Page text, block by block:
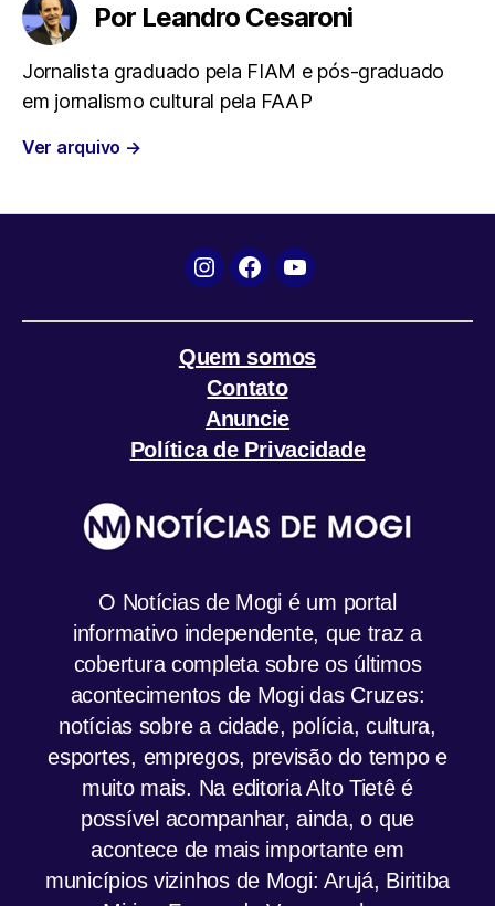
o
o
k
e A
p
r
m
Por Leandro Cesaroni
Jornalista graduado pela FIAM e pós-graduado
em jornalismo cultural pela FAAP
Ver arquivo →
Instagram
FacebookYouTube
Quem somos
Contato
Anuncie
Política de Privacidade
O Notícias de Mogi é um portal
informativo independente, que traz a
cobertura completa sobre os últimos
acontecimentos de Mogi das Cruzes:
notícias sobre a cidade, polícia, cultura,
esportes, empregos, previsão do tempo e
muito mais. Na editoria Alto Tietê é
possível acompanhar, ainda, o que
acontece de mais importante em
municípios vizinhos de Mogi: Arujá, Biritiba